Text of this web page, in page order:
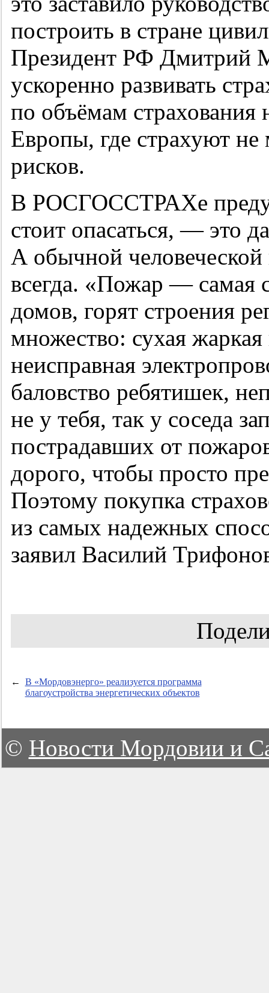
построить в стране
Президент РФ Дмитрий
ускоренно развивать
по объёмам страхования
Европы, где страхуют
рисков.
В РОСГОССТРАХе
стоит опасаться, — это
А обычной
всегда. «Пожар — самая
домов, горят строения
множество: сухая
неисправная
баловство ребятишек,
не у тебя, так у соседа
пострадавших от
дорого, чтобы просто
Поэтому покупка
из самых надежных
заявил Василий
←
В «Мордовэнерго» реализуется программа
благоустройства энергетических объектов
© Новости Мордовии и